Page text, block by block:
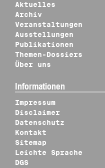
Aktuelles
Archiv
Veranstaltungen
Ausstellungen
Publikationen
Themen-Dossiers
Über uns
Informationen
Impressum
Disclaimer
Datenschutz
Kontakt
Sitemap
Leichte Sprache
DGS